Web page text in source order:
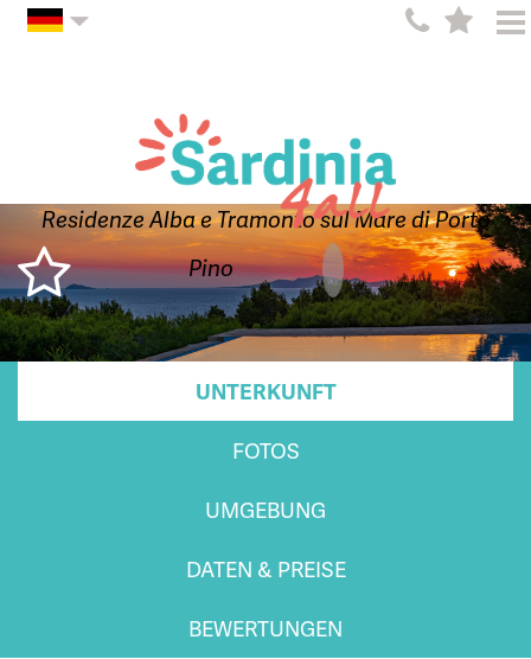
Residenze Alba e Tramonto sul Mare di Porto
Pino
UNTERKUNFT
FOTOS
UMGEBUNG
DATEN & PREISE
BEWERTUNGEN